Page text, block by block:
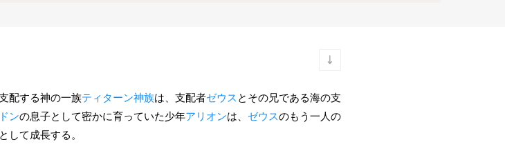
配する神の一族ティターン神族は、支配者ゼウス とその兄である海の支
ンの息子として密かに育っていた少年アリオンは、 ゼウスのもう一人の
して成長する。